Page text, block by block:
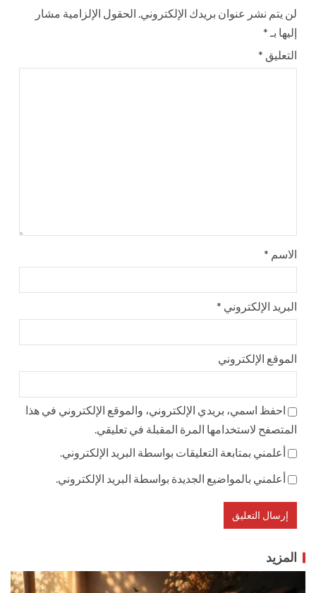
لن يتم نشر عنوان بريدك الإلكتروني. الحقول الإلزامية مشار
إليها بـ *
التعليق *
الاسم *
البريد الإلكتروني *
الموقع الإلكتروني
احفظ اسمي، بريدي الإلكتروني، والموقع الإلكتروني في هذا
المتصفح لاستخدامها المرة المقبلة في تعليقي.
أعلمني بمتابعة التعليقات بواسطة البريد الإلكتروني.
أعلمني بالمواضيع الجديدة بواسطة البريد الإلكتروني.
المزيد